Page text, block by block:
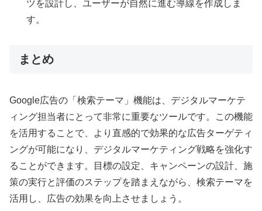
ツを設計し、ユーザーが自然に進む導線を作成しま
す。
まとめ
Google広告の「検索テーマ」機能は、デジタルマーケテ
ィング担当者にとって非常に重要なツールです。この機能
を活用することで、より直感的で効果的な広告ターゲティ
ングが可能になり、デジタルマーケティング戦略を強化す
ることができます。目標の設定、キャンペーンの設計、施
策の実行と評価のステップを踏まえながら、検索テーマを
活用し、広告の効果を向上させましょう。